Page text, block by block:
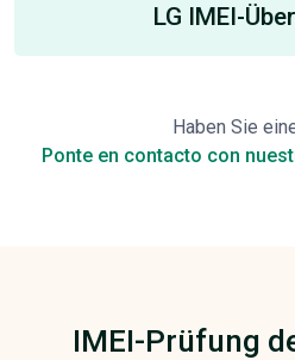
LG IMEI-
Haben Sie
Ponte en contacto con
IMEI-Prüfung